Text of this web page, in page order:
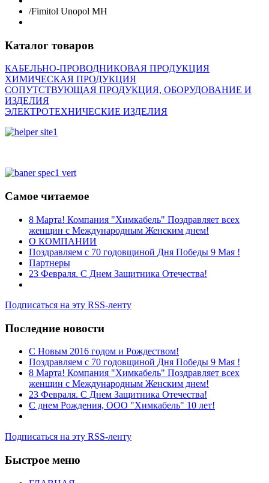
/Fimitol Unopol MH
Каталог товаров
КАБЕЛЬНО-ПРОВОДНИКОВАЯ ПРОДУКЦИЯ
ХИМИЧЕСКАЯ ПРОДУКЦИЯ
СОПУТСТВУЮЩАЯ ПРОДУКЦИЯ, ОБОРУДОВАНИЕ И
ИЗДЕЛИЯ
ЭЛЕКТРОТЕХНИЧЕСКИЕ ИЗДЕЛИЯ
Самое читаемое
8 Марта! Компания "Химкабель" Поздравляет всех
женщин с Международным Женским днем!
О КОМПАНИИ
Поздравляем с 70 годовщиной Дня Победы 9 Мая !
Партнеры
23 Февраля. С Днем Защитника Отечества!
Подписаться на эту RSS-ленту
Последние новости
C Новым 2016 годом и Рождеством!
Поздравляем с 70 годовщиной Дня Победы 9 Мая !
8 Марта! Компания "Химкабель" Поздравляет всех
женщин с Международным Женским днем!
23 Февраля. С Днем Защитника Отечества!
С днем Рождения, ООО "Химкабель" 10 лет!
Подписаться на эту RSS-ленту
Быстрое меню